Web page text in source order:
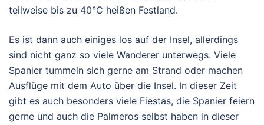
teilweise bis zu 40°C heißen Festland.
Es ist dann auch einiges los auf der Insel, allerdings
sind nicht ganz so viele Wanderer unterwegs. Viele
Spanier tummeln sich gerne am Strand oder machen
Ausflüge mit dem Auto über die Insel. In dieser Zeit
gibt es auch besonders viele Fiestas, die Spanier feiern
gerne und auch die Palmeros selbst haben in dieser